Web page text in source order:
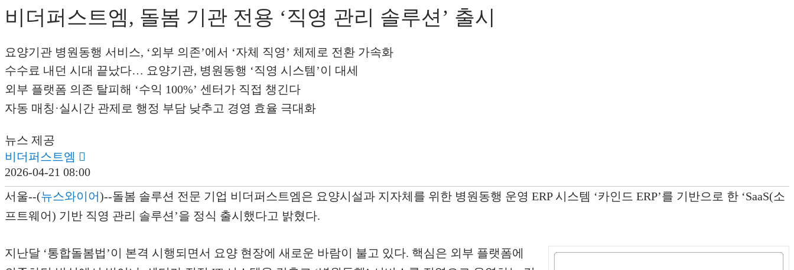
비더퍼스트엠, 돌봄 기관 전용 ‘직영 관리 솔루션’ 출시
요양기관 병원동행 서비스, ‘외부 의존’에서 ‘자체 직영’ 체제로 전환 가속화
수수료 내던 시대 끝났다… 요양기관, 병원동행 ‘직영 시스템’이 대세
외부 플랫폼 의존 탈피해 ‘수익 100%’ 센터가 직접 챙긴다
자동 매칭·실시간 관제로 행정 부담 낮추고 경영 효율 극대화
뉴스 제공
비더퍼스트엠 
2026-04-21 08:00
서울--(뉴스와이어)--돌봄 솔루션 전문 기업 비더퍼스트엠은 요양시설과 지자체를 위한 병원동행 운영 ERP 시스템 ‘카인드 ERP’를 기반으로 한 ‘SaaS(소
프트웨어) 기반 직영 관리 솔루션’을 정식 출시했다고 밝혔다.
지난달 ‘통합돌봄법’이 본격 시행되면서 요양 현장에 새로운 바람이 불고 있다. 핵심은 외부 플랫폼에